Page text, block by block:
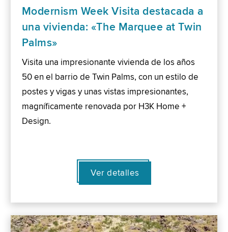
Modernism Week Visita destacada a
una vivienda: «The Marquee at Twin
Palms»
Visita una impresionante vivienda de los años
50 en el barrio de Twin Palms, con un estilo de
postes y vigas y unas vistas impresionantes,
magníficamente renovada por H3K Home +
Design.
Ver detalles